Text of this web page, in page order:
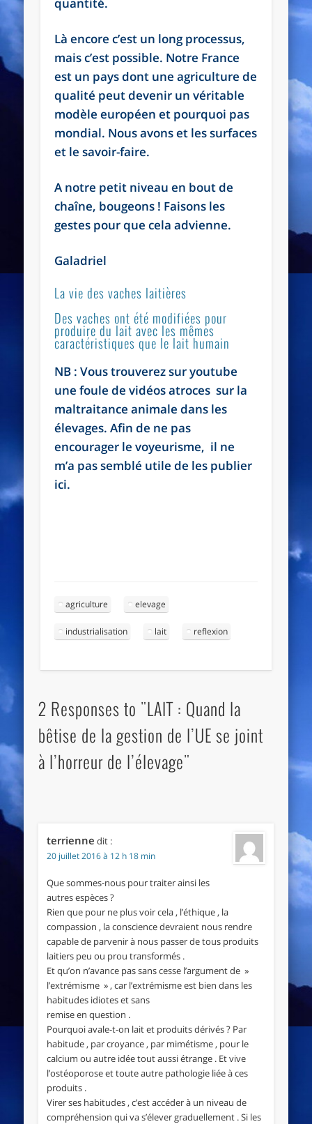
Là encore c’est un long processus,
mais c’est possible. Notre France
est un pays dont une agriculture de
qualité peut devenir un véritable
modèle européen et pourquoi pas
mondial. Nous avons et les surfaces
et le savoir-faire.
A notre petit niveau en bout de
chaîne, bougeons ! Faisons les
gestes pour que cela advienne.
Galadriel
La vie des vaches laitières
Des vaches ont été modifiées pour
produire du lait avec les mêmes
caractéristiques que le lait humain
NB : Vous trouverez sur youtube
une foule de vidéos atroces sur la
maltraitance animale dans les
élevages. Afin de ne pas
encourager le voyeurisme, il ne
m’a pas semblé utile de les publier
ici.
agriculture elevage
industrialisation lait reflexion
2 Responses to "LAIT : Quand la
bêtise de la gestion de l’UE se joint
à l’horreur de l’élevage"
terrienne dit :
20 juillet 2016 à 12 h 18 min
Que sommes-nous pour traiter ainsi les
autres espèces ?
Rien que pour ne plus voir cela , l’éthique , la
compassion , la conscience devraient nous rendre
capable de parvenir à nous passer de tous produits
laitiers peu ou prou transformés .
Et qu’on n’avance pas sans cesse l’argument de »
l’extrémisme » , car l’extrémisme est bien dans les
habitudes idiotes et sans
remise en question .
Pourquoi avale-t-on lait et produits dérivés ? Par
habitude , par croyance , par mimétisme , pour le
calcium ou autre idée tout aussi étrange . Et vive
l’ostéoporose et toute autre pathologie liée à ces
produits .
Virer ses habitudes , c’est accéder à un niveau de
compréhension qui va s’élever graduellement . Si les